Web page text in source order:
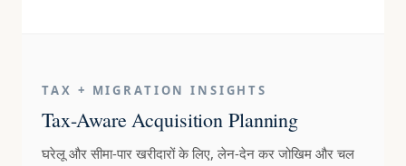
TAX + MIGRATION INSIGHTS
Tax-Aware Acquisition Planning
घरेलू और सीमा-पार खरीदारों के लिए, लेन-देन कर जोखिम और चल